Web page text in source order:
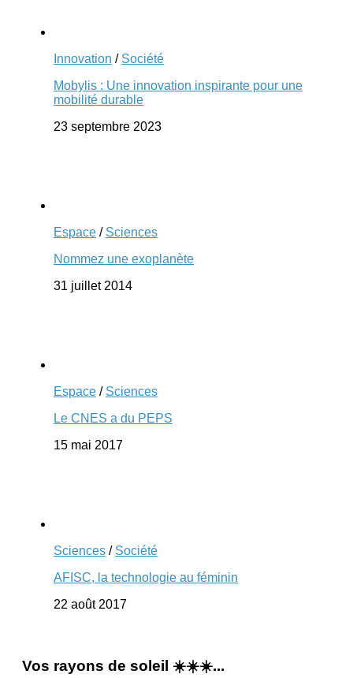
Innovation / Société
Mobylis : Une innovation inspirante pour une
mobilité durable
23 septembre 2023
Espace / Sciences
Nommez une exoplanète
31 juillet 2014
Espace / Sciences
Le CNES a du PEPS
15 mai 2017
Sciences / Société
AFISC, la technologie au féminin
22 août 2017
Vos rayons de soleil ☀️☀️☀️...